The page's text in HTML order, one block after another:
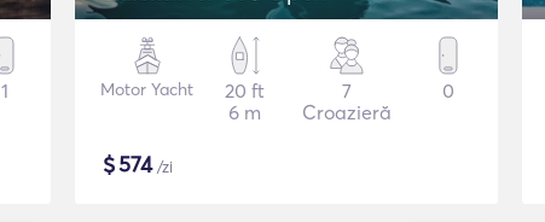
1 Motor Yacht
20 ft
6 m
7
Croazieră
0
$574/zi